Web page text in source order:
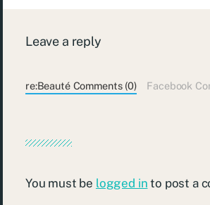
Leave a reply
re:Beauté Comments (0) Facebook
You must be logged in to post a